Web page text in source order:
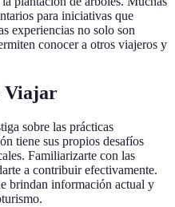
para iniciativas que
experiencias no solo son
conocer a otros viajeros y
Viajar
sobre las prácticas
tiene sus propios desafíos
Familiarizarte con las
a contribuir efectivamente.
brindan información actual y